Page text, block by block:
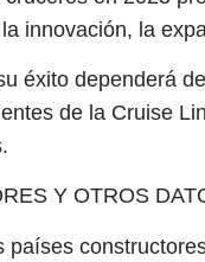
innovación, la
éxito dependerá
de la Cruise
Y OTROS
países